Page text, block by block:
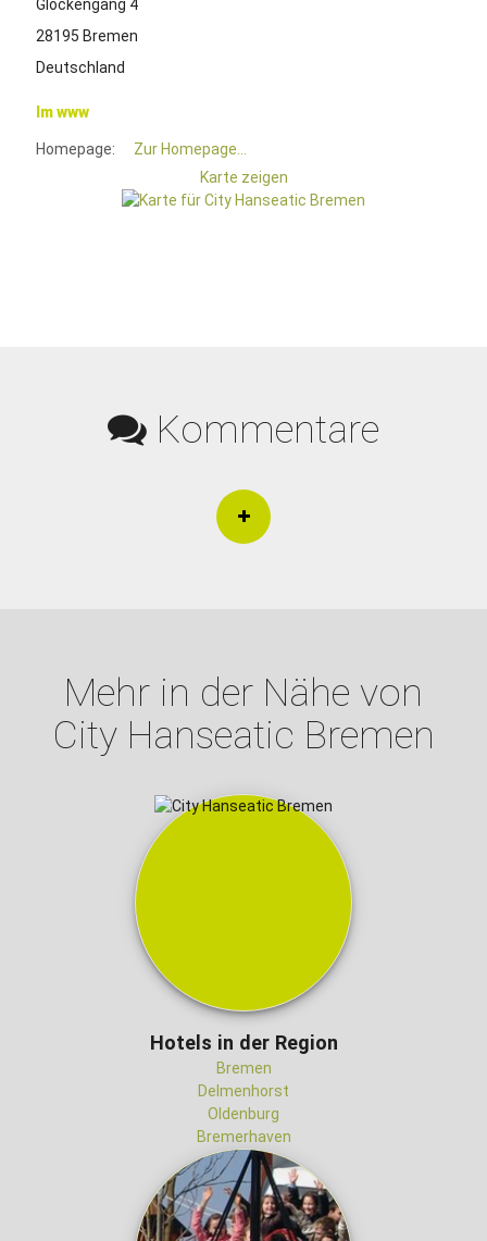
Glockengang 4
28195 Bremen
Deutschland
Im www
Homepage:
Zur Homepage...
Karte zeigen
Kommentare
Mehr in der Nähe von
City Hanseatic Bremen
Hotels in der Region
Bremen
Delmenhorst
Oldenburg
Bremerhaven